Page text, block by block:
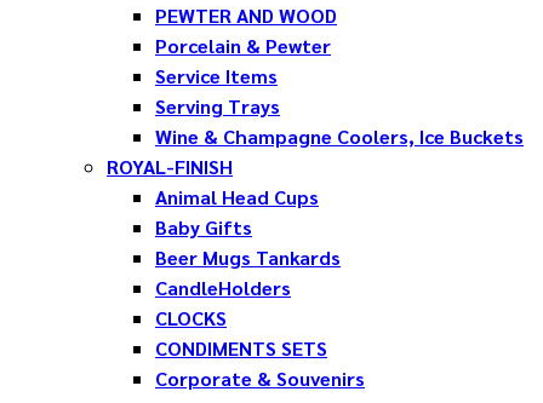
PEWTER AND WOOD
Porcelain & Pewter
Service Items
Serving Trays
Wine & Champagne Coolers, Ice Buckets
ROYAL-FINISH
Animal Head Cups
Baby Gifts
Beer Mugs Tankards
CandleHolders
CLOCKS
CONDIMENTS SETS
Corporate & Souvenirs